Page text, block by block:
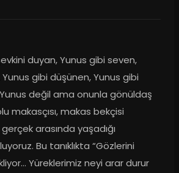
duyan, Yunus gibi seven,
gibi düşünen, Yunus gibi
değil ama onunla gönüldaş
makasçısı, makas bekçisi
arasında yaşadığı
Bu tanıklıkta “Gözlerini
Yüreklerimiz neyi arar durur